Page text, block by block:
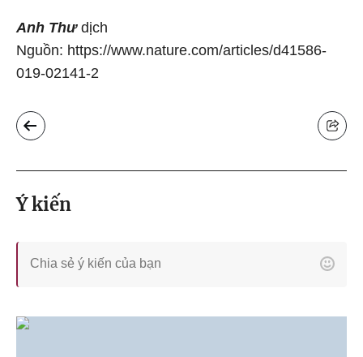
Anh Thưdịch
Nguồn: https://www.nature.com/articles/d41586-
019-02141-2
Ý kiến